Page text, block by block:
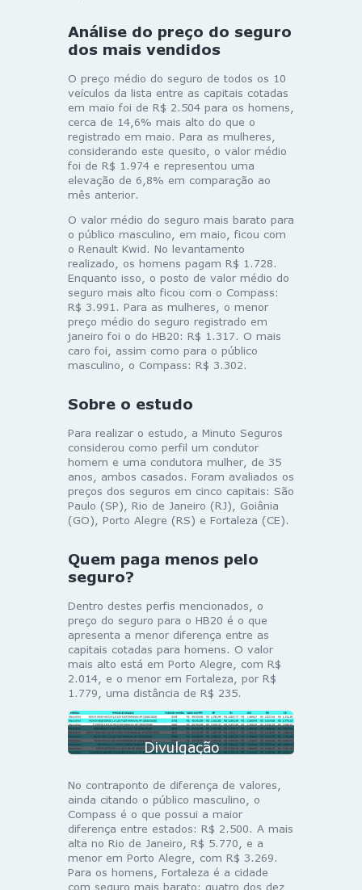
Análise do preço do seguro
dos mais vendidos
O preço médio do seguro de todos os 10
veículos da lista entre as capitais cotadas
em maio foi de R$ 2.504 para os homens,
cerca de 14,6% mais alto do que o
registrado em maio. Para as mulheres,
considerando este quesito, o valor médio
foi de R$ 1.974 e representou uma
elevação de 6,8% em comparação ao
mês anterior.
O valor médio do seguro mais barato para
o público masculino, em maio, ficou com
o Renault Kwid. No levantamento
realizado, os homens pagam R$ 1.728.
Enquanto isso, o posto de valor médio do
seguro mais alto ficou com o Compass:
R$ 3.991. Para as mulheres, o menor
preço médio do seguro registrado em
janeiro foi o do HB20: R$ 1.317. O mais
caro foi, assim como para o público
masculino, o Compass: R$ 3.302.
Sobre o estudo
Para realizar o estudo, a Minuto Seguros
considerou como perfil um condutor
homem e uma condutora mulher, de 35
anos, ambos casados. Foram avaliados os
preços dos seguros em cinco capitais: São
Paulo (SP), Rio de Janeiro (RJ), Goiânia
(GO), Porto Alegre (RS) e Fortaleza (CE).
Quem paga menos pelo
seguro?
Dentro destes perfis mencionados, o
preço do seguro para o HB20 é o que
apresenta a menor diferença entre as
capitais cotadas para homens. O valor
mais alto está em Porto Alegre, com R$
2.014, e o menor em Fortaleza, por R$
1.779, uma distância de R$ 235.
Divulgação
No contraponto de diferença de valores,
ainda citando o público masculino, o
Compass é o que possui a maior
diferença entre estados: R$ 2.500. A mais
alta no Rio de Janeiro, R$ 5.770, e a
menor em Porto Alegre, com R$ 3.269.
Para os homens, Fortaleza é a cidade
com seguro mais barato: quatro dos dez